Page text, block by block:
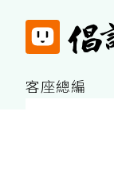
客座總編